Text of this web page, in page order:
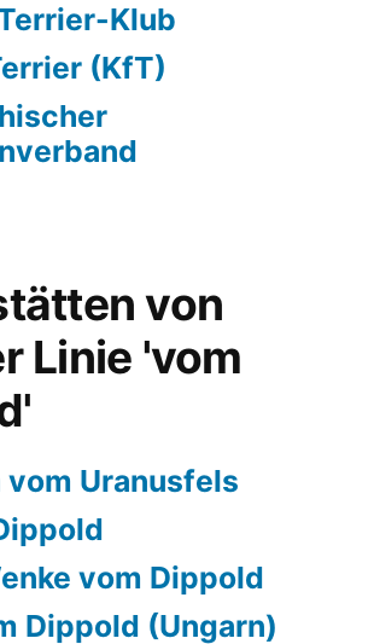
Klub
(KfT)
von
Linie 'vom
vom Uranusfels
vom Dippold
Dippold (Ungarn)